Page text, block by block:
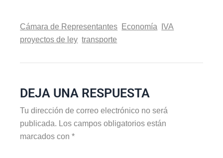
Cámara de Representantes Economía
IVA
proyectos de ley transporte
DEJA UNA RESPUESTA
Tu dirección de correo electrónico no será
publicada. Los campos obligatorios están
marcados con*